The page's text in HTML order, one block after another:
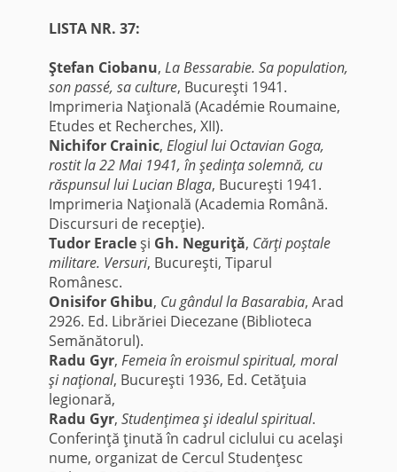
LISTA NR. 37:
Ştefan Ciobanu, La Bessarabie. Sa population,
son passé, sa culture, Bucureşti 1941.
Imprimeria Naţională (Académie Roumaine,
Etudes et Recherches, XII).
Nichifor Crainic, Elogiul lui Octavian Goga,
rostit la 22 Mai 1941, în şedinţa solemnă, cu
răspunsul lui Lucian Blaga, Bucureşti 1941.
Imprimeria Naţională (Academia Română.
Discursuri de recepţie).
Tudor Eracleşi Gh. Neguriţă, Cărţi poştale
militare. Versuri, Bucureşti, Tiparul
Românesc.
Onisifor Ghibu, Cu gândul la Basarabia, Arad
2926. Ed. Librăriei Diecezane (Biblioteca
Semănătorul).
Radu Gyr, Femeia în eroismul spiritual, moral
şi naţional, Bucureşti 1936, Ed. Cetăţuia
legionară,
Radu Gyr, Studenţimea şi idealul spiritual.
Conferinţă ţinută în cadrul ciclului cu acelaşi
nume, organizat de Cercul Studenţesc